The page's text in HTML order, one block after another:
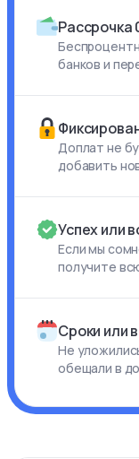
Рассрочка
банков и
Доплат не
добавить
Успех или
Если мы
получите
Сроки или
Не
обещали в